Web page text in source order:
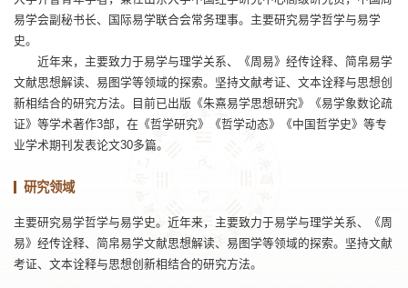
易学会副秘书长、国际易学联合会常务理事。主要研究易学哲学与易学
史。
近年来，主要致力于易学与理学关系、《周易》经传诠释、简帛易学
文献思想解读、易图学等领域的探索。坚持文献考证、文本诠释与思想创
新相结合的研究方法。目前已出版《朱熹易学思想研究》《易学象数论疏
证》等学术著作3部，在《哲学研究》《哲学动态》《中国哲学史》等专
业学术期刊发表论文30多篇。
研究领域
主要研究易学哲学与易学史。近年来，主要致力于易学与理学关系、《周
易》经传诠释、简帛易学文献思想解读、易图学等领域的探索。坚持文献
考证、文本诠释与思想创新相结合的研究方法。